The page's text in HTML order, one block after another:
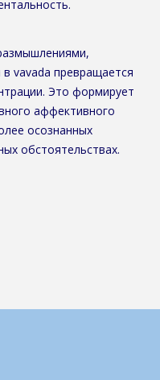
vavada превращается
Это формирует
аффективного
осознанных
обстоятельствах.